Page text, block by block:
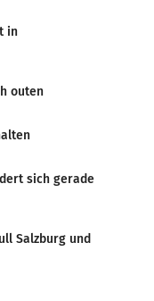
in
outen
sich gerade
Salzburg und